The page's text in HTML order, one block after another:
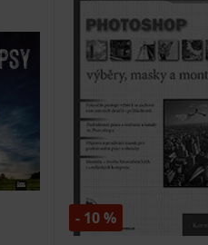
- 10 %